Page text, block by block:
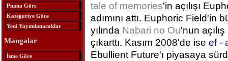
Puana Göre
Kategoriye Göre
Yeni Yayımlanacaklar
Mangalar
İsme Göre
tale of memories'in açılışı
adımını attı. Euphoric Field'in
yılında Nabari no Ou'nun
çıkarttı. Kasım 2008'de ise ef -
Ebullient Future'ı piyasaya